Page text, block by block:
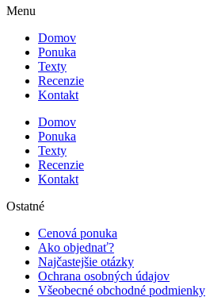
Menu
Domov
Ponuka
Texty
Recenzie
Kontakt
Domov
Ponuka
Texty
Recenzie
Kontakt
Ostatné
Cenová ponuka
Ako objednať?
Najčastejšie otázky
Ochrana osobných údajov
Všeobecné obchodné podmienky